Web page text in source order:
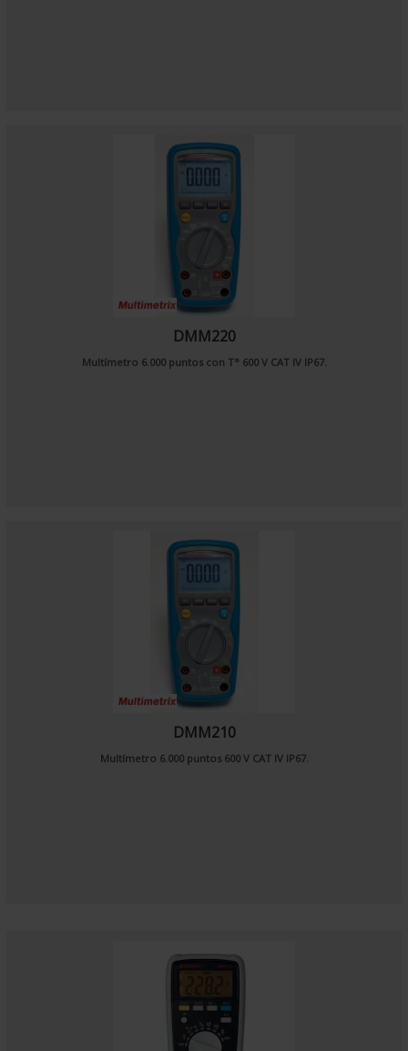
DMM220
Multímetro 6.000 puntos con T° 600 V CAT IV IP67.
DMM210
Multímetro 6.000 puntos 600 V CAT IV IP67.